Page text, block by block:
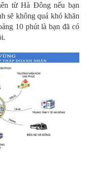
từ Hà Đông nếu bạn
sẽ không quá khó khăn
10 phút là bạn đã có